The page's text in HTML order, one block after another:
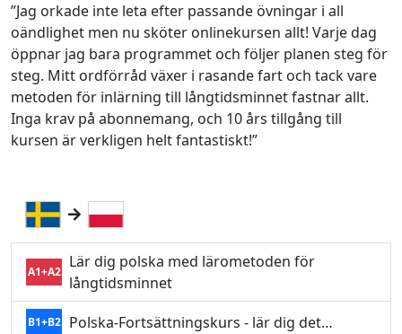
”Jag orkade inte leta efter passande övningar i all
oändlighet men nu sköter onlinekursen allt! Varje dag
öppnar jag bara programmet och följer planen steg för
steg. Mitt ordförråd växer i rasande fart och tack vare
metoden för inlärning till långtidsminnet fastnar allt.
Inga krav på abonnemang, och 10 års tillgång till
kursen är verkligen helt fantastiskt!”
A1+A2
Lär dig polska med lärometoden för
långtidsminnet
B1+B2 Polska-Fortsättningskurs - lär dig det…